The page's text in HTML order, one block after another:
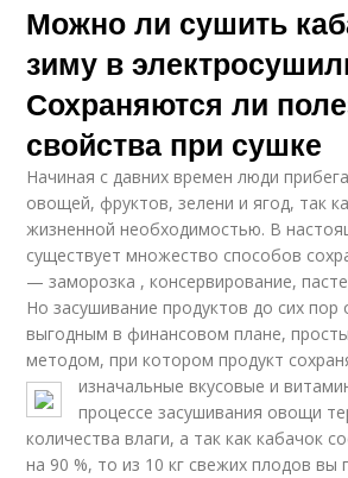
Можно ли сушить
зиму в
Сохраняются ли
свойства при сушке
Начиная с давних времен люди
овощей, фруктов, зелени и ягод, так
жизненной необходимостью. В
существует множество способов
— заморозка , консервирование,
Но засушивание продуктов до сих пор
выгодным в финансовом плане,
методом, при котором продукт
изначальные вкусовые и
процессе засушивания овощи
количества влаги, а так как кабачок
на 90 %, то из 10 кг свежих плодов вы